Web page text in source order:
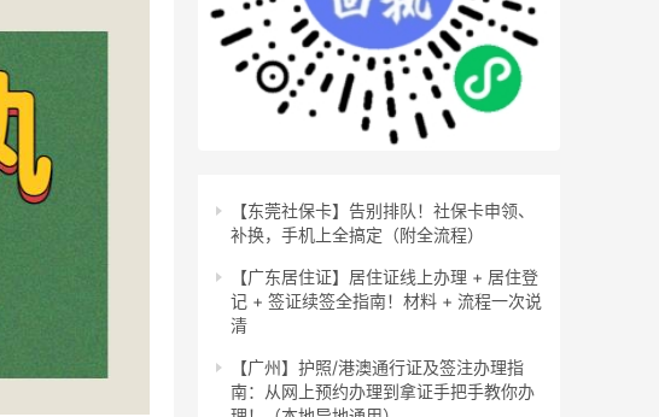
【东莞社保卡】告别排队！社保卡申领、
补换，手机上全搞定（附全流程）
【广东居住证】居住证线上办理 + 居住登
记 + 签证续签全指南！材料 + 流程一次说
清
【广州】护照/港澳通行证及签注办理指
南：从网上预约办理到拿证手把手教你办